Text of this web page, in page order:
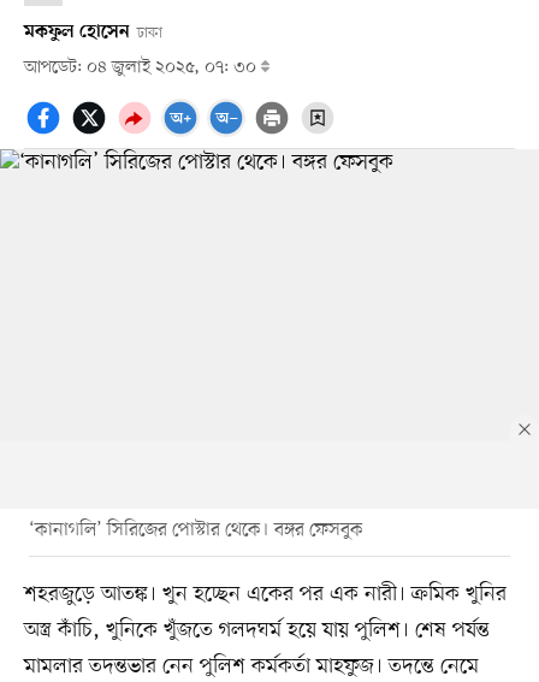
মকফুল হোসেন ঢাকা
আপডেট: ০৪ জুলাই ২০২৫, ০৭: ৩০
‘কানাগলি’ সিরিজের পোস্টার থেকে। বঙ্গর ফেসবুক
শহরজুড়ে আতঙ্ক। খুন হচ্ছেন একের পর এক নারী। ক্রমিক খুনির
অস্ত্র কাঁচি, খুনিকে খুঁজতে গলদঘর্ম হয়ে যায় পুলিশ। শেষ পর্যন্ত
মামলার তদন্তভার নেন পুলিশ কর্মকর্তা মাহফুজ। তদন্তে নেমে